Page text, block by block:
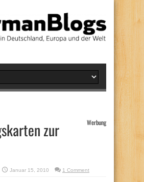
zur
Werbung
Januar 15, 2010 1 Comment